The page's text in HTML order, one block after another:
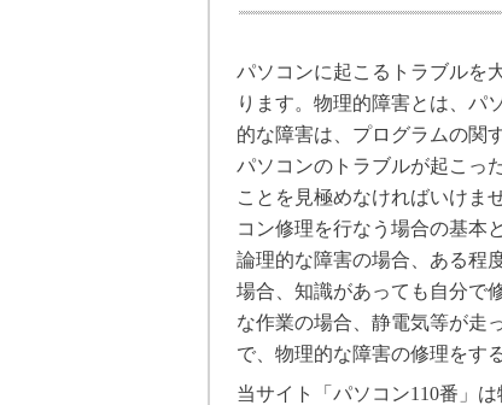
パソコンに起こるトラブルを
ります。物理的障害とは、パ
的な障害は、プログラムの関
パソコンのトラブルが起こっ
ことを見極めなければいけま
コン修理を行なう場合の基本
論理的な障害の場合、ある程
場合、知識があっても自分で
な作業の場合、静電気等が走
で、物理的な障害の修理をす
当サイト「パソコン110番」